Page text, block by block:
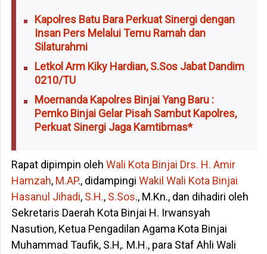
Kapolres Batu Bara Perkuat Sinergi dengan
Insan Pers Melalui Temu Ramah dan
Silaturahmi
Letkol Arm Kiky Hardian, S.Sos Jabat Dandim
0210/TU
Moernanda Kapolres Binjai Yang Baru :
Pemko Binjai Gelar Pisah Sambut Kapolres,
Perkuat Sinergi Jaga Kamtibmas*
Rapat dipimpin oleh Wali Kota Binjai Drs. H. Amir
Hamzah,M.AP., didampingi Wakil Wali Kota Binjai
Hasanul Jihadi,S.H.,S.Sos., M.Kn., dan dihadiri oleh
Sekretaris Daerah Kota Binjai H. Irwansyah
Nasution, Ketua Pengadilan Agama Kota Binjai
Muhammad Taufik, S.H,. M.H., para Staf Ahli Wali